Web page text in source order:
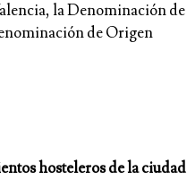
la Denominación de
de Origen
hosteleros de la ciudad